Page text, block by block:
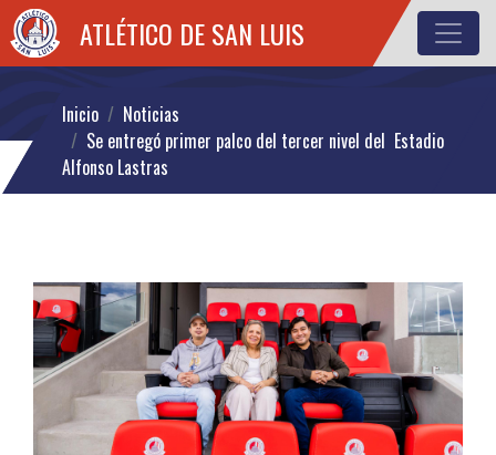
ATLÉTICO DE SAN LUIS
Inicio
Noticias
Se entregó primer palco del tercer nivel del Estadio
Alfonso Lastras